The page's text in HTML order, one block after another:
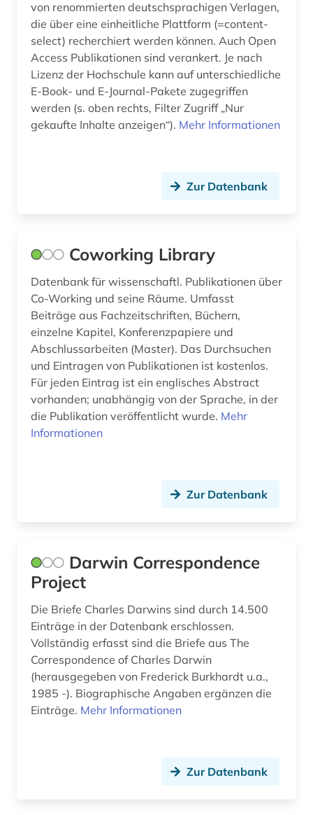
von renommierten deutschsprachigen Verlagen,
die über eine einheitliche Plattform (=content-
select) recherchiert werden können. Auch Open
Access Publikationen sind verankert. Je nach
Lizenz der Hochschule kann auf unterschiedliche
E-Book- und E-Journal-Pakete zugegriffen
werden (s. oben rechts, Filter Zugriff „Nur
gekaufte Inhalte anzeigen“). Mehr Informationen
Zur Datenbank
Coworking Library
Datenbank für wissenschaftl. Publikationen über
Co-Working und seine Räume. Umfasst
Beiträge aus Fachzeitschriften, Büchern,
einzelne Kapitel, Konferenzpapiere und
Abschlussarbeiten (Master). Das Durchsuchen
und Eintragen von Publikationen ist kostenlos.
Für jeden Eintrag ist ein englisches Abstract
vorhanden; unabhängig von der Sprache, in der
die Publikation veröffentlicht wurde. Mehr
Informationen
Zur Datenbank
Darwin Correspondence
Project
Die Briefe Charles Darwins sind durch 14.500
Einträge in der Datenbank erschlossen.
Vollständig erfasst sind die Briefe aus The
Correspondence of Charles Darwin
(herausgegeben von Frederick Burkhardt u.a.,
1985 -). Biographische Angaben ergänzen die
Einträge. Mehr Informationen
Zur Datenbank